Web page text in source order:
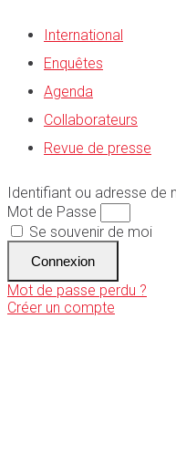
International
Enquêtes
Agenda
Collaborateurs
Revue de presse
Identifiant ou adresse de
Mot de Passe
Se souvenir de moi
Connexion
Mot de passe perdu ?
Créer un compte